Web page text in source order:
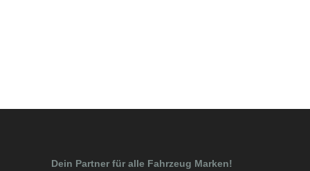
Dein Partner für alle Fahrzeug Marken!